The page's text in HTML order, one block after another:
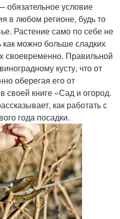
условие
в любом регионе, будь то
Растение само по себе не
как можно больше сладких
своевременно. Правильной
кусту, что от
оберегая его от
своей книге «Сад и огород.
как работать с
года посадки.